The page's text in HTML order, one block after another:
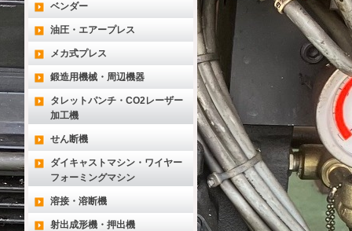
ベンダー
油圧・エアープレス
メカ式プレス
鍛造用機械・周辺機器
タレットパンチ・CO2レーザー
加工機
せん断機
ダイキャストマシン・ワイヤー
フォーミングマシン
溶接・溶断機
射出成形機・押出機